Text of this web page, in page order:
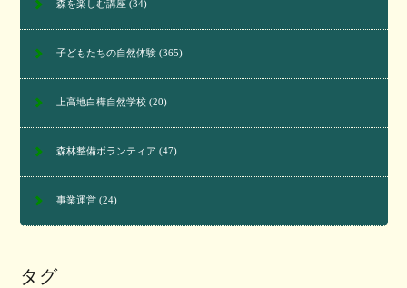
森を楽しむ講座(34)
子どもたちの自然体験(365)
上高地白樺自然学校(20)
森林整備ボランティア (47)
事業運営(24)
タグ